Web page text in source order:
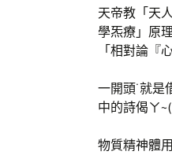
天帝教「天
學炁療」原
「相對論『
一開頭˙就是
中的詩偈ㄚ
物質精神體